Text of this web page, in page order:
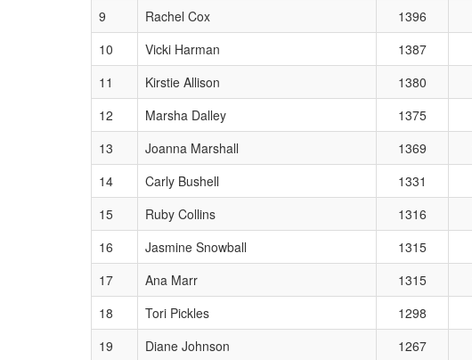
9
Rachel Cox 1396
10
Vicki Harman 1387
11
Kirstie Allison 1380
12
Marsha Dalley 1375
13
Joanna Marshall 1369
14
Carly Bushell 1331
15
Ruby Collins 1316
16
Jasmine Snowball 1315
17
Ana Marr 1315
18
Tori Pickles 1298
19
Diane Johnson 1267